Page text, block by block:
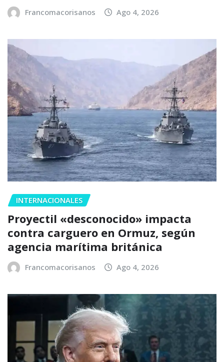
Francomacorisanos Ago 4, 2026
INTERNACIONALES
Proyectil «desconocido» impacta
contra carguero en Ormuz, según
agencia marítima británica
Francomacorisanos Ago 4, 2026